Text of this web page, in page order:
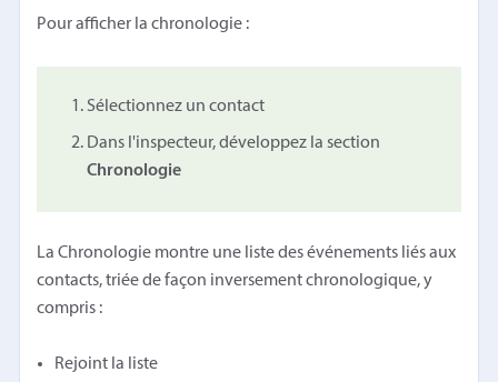
Pour afficher la chronologie :
Sélectionnez un contact
Dans l'inspecteur, développez la section
Chronologie
La Chronologie montre une liste des événements liés aux
contacts, triée de façon inversement chronologique, y
compris :
Rejoint la liste